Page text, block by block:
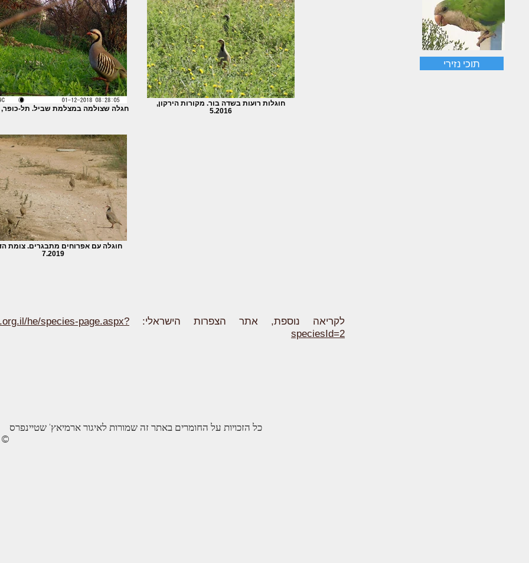
חגלה שצולמה במצלמת שביל. תל-כופר, 1.2018
חוגלות רועות בשדה בור. מקורות הירקון,
5.2016
חוגלה עם אפרוחים מתבגרים. צומת
7.2019
לקריאה נוספת, אתר הצפרות הישראלי: he/species-page.aspx?
speciesId=2
תוכי נזירי
©